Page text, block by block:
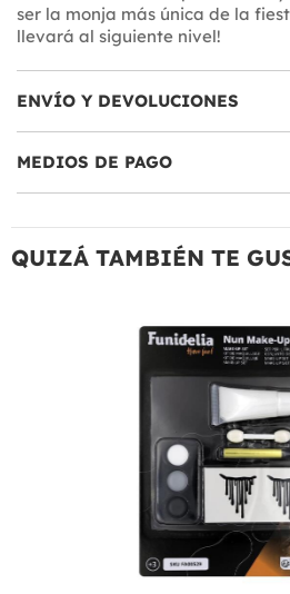
ser la monja más única de la
llevará al siguiente nivel!
ENVÍO Y DEVOLUCIONES
MEDIOS DE PAGO
QUIZÁ TAMBIÉN TE